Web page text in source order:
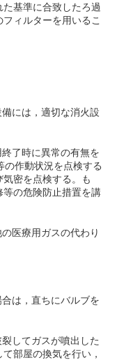
基準に合致したろ過
ィルターを用いるこ
には，適切な消火設
了時に異常の有無を
の作動状況を点検する
密を点検する。も
等の危険防止措置を講
医療用ガスの代わり
は，直ちにバルブを
してガスが噴出した
部屋の換気を行い，